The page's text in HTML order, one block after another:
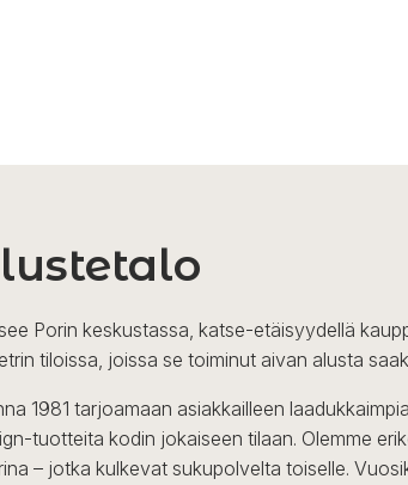
Porin keskustassa, katse-etäisyydellä
tiloissa, joissa se toiminut aivan alusta
1981 tarjoamaan asiakkailleen
tuotteita kodin jokaiseen tilaan. Olemme
– jotka kulkevat sukupolvelta toiselle.